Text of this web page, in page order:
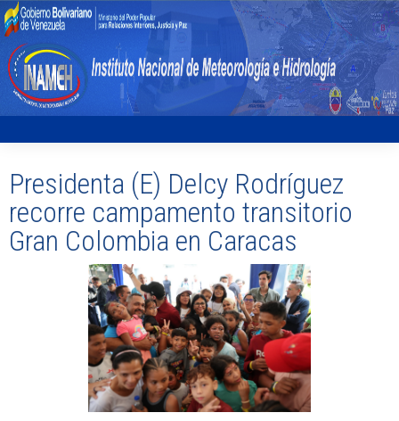
Presidenta (E) Delcy Rodríguez
recorre campamento transitorio
Gran Colombia en Caracas